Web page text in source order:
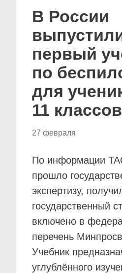
В России
первый
по
для
11 классов
27 февраля
По информации
прошло
экспертизу,
государственный
включено в
перечень
Учебник
углублённого